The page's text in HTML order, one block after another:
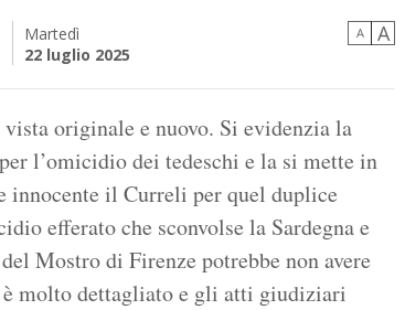
Martedì
22 luglio 2025
A A
originale e nuovo. Si evidenzia la
l’omicidio dei tedeschi e la si mette in
innocente il Curreli per quel duplice
efferato che sconvolse la Sardegna e
Mostro di Firenze potrebbe non avere
molto dettagliato e gli atti giudiziari